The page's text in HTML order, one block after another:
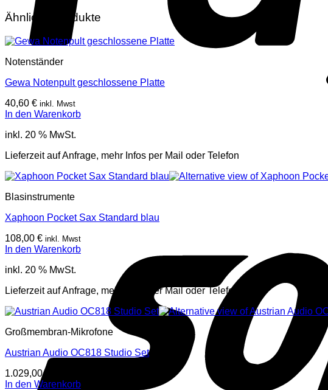
Ähnliche Produkte
Notenständer
Gewa Notenpult geschlossene Platte
40,60 € inkl. Mwst
In den Warenkorb
inkl. 20 % MwSt.
Lieferzeit auf Anfrage, mehr Infos per Mail oder Telefon
Blasinstrumente
Xaphoon Pocket Sax Standard blau
108,00 € inkl. Mwst
In den Warenkorb
inkl. 20 % MwSt.
Lieferzeit auf Anfrage, mehr Infos per Mail oder Telefon
Großmembran-Mikrofone
Austrian Audio OC818 Studio Set
1.029,00
In den Warenkorb